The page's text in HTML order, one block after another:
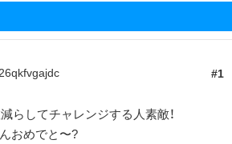
1
らしてチャレンジする人素敵！
おめでと〜?